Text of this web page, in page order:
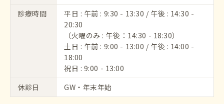
診療時間
平日 : 午前 : 9:30 - 13:30 / 午後 : 14:30 -
20:30
（火曜のみ : 午後：14:30 - 18:30）
土日 : 午前 : 9:00 - 13:00 / 午後 : 14:00 -
18:00
祝日 : 9:00 - 13:00
休診日
GW・年末年始